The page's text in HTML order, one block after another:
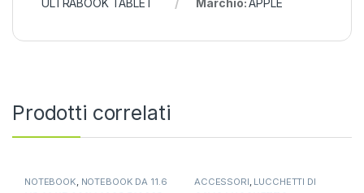
ULTRABOOK TABLET
Marchio:APPLE
Prodotti correlati
NOTEBOOK, NOTEBOOK DA 11.6
A 14, NOTEBOOK ULTRABOOK
ACCESSORI, LUCCHETTI DI
SICUREZZA ,NOTEBOOK